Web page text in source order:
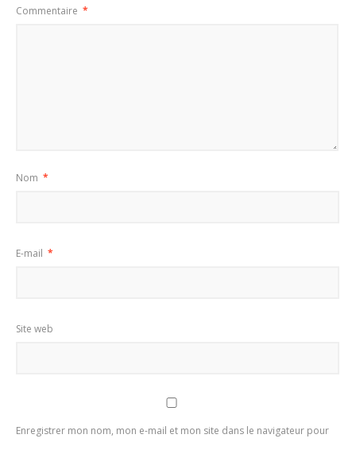
Commentaire *
Nom *
E-mail *
Site web
Enregistrer mon nom, mon e-mail et mon site dans le navigateur pour